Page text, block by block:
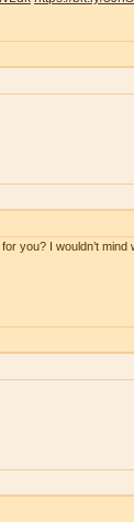
you? I wouldn’t mind